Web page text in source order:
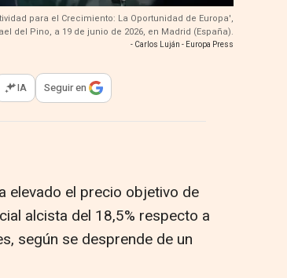
para el Crecimiento: La Oportunidad de Europa',
del Pino, a 19 de junio de 2026, en Madrid (España).
- Carlos Luján - Europa Press
opciones para compartir
IA Seguir en
elevado el precio objetivo de
alcista del 18,5% respecto a
según se desprende de un